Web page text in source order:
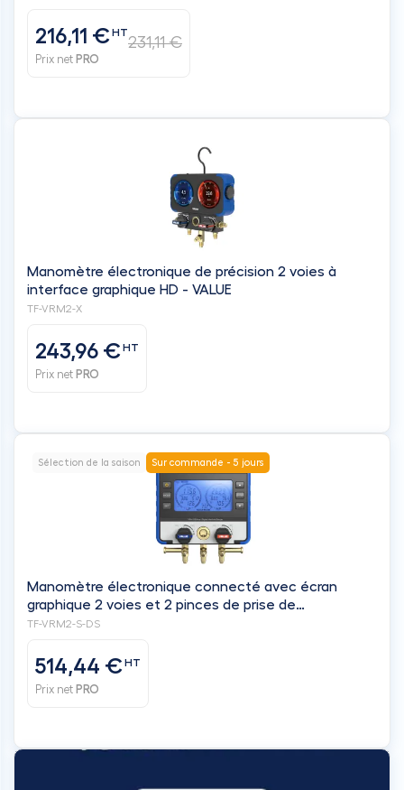
216,11 €HT
Prix net PRO
231,11 €
Manomètre électronique de précision 2 voies à
interface graphique HD - VALUE
TF-VRM2-X
243,96 €HT
Prix net PRO
Sélection de la saison Sur commande - 5 jours
Manomètre électronique connecté avec écran
graphique 2 voies et 2 pinces de prise de
température, en coffret, batterie lithium
TF-VRM2-S-DS
514,44 €HT
Prix net PRO